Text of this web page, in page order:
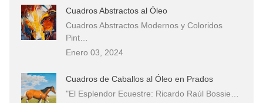
Cuadros Abstractos al Óleo
Cuadros Abstractos Modernos y Coloridos
Pint…
Enero 03, 2024
Cuadros de Caballos al Óleo en Prados
"El Esplendor Ecuestre: Ricardo Raúl Bossie…